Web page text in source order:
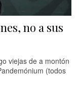
no a sus
viejas de a montón
(todos